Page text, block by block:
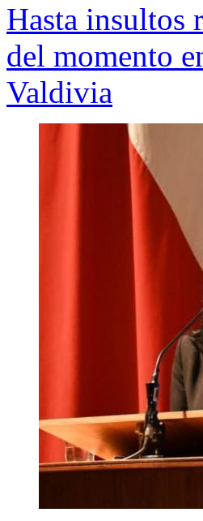
Hasta insultos
del momento
Valdivia